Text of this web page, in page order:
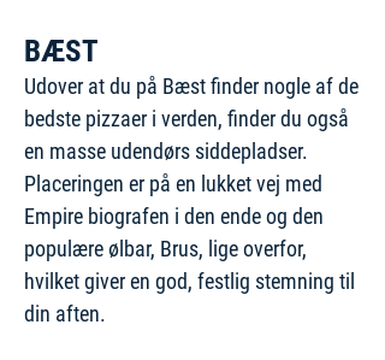
BÆST
Udover at du på Bæst finder nogle af de
bedste pizzaer i verden, finder du også
en masse udendørs siddepladser.
Placeringen er på en lukket vej med
Empire biografen i den ende og den
populære ølbar, Brus, lige overfor,
hvilket giver en god, festlig stemning til
din aften.